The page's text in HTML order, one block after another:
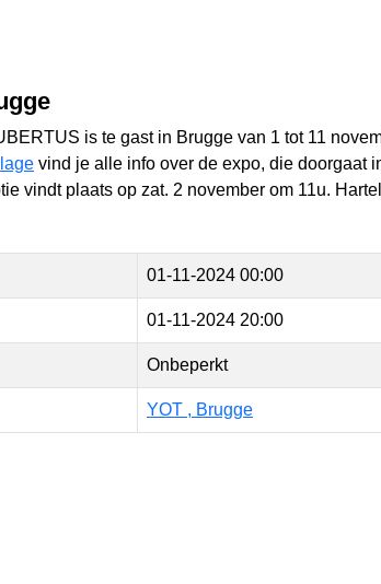
is te gast in Brugge van 1 tot 11
vind je alle info over de expo, die doorgaat
vindt plaats op zat. 2 november om 11u.
01-11-2024 00:00
01-11-2024 20:00
Onbeperkt
YOT , Brugge